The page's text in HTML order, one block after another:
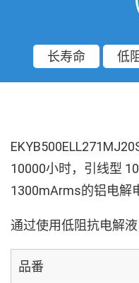
长寿命 低
10000小时，引线型
1300mArms的铝电解
通过使用低阻抗电解
品番